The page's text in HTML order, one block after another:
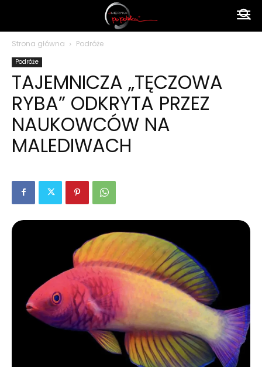
polsku
Strona główna Podróże
Podróże
TAJEMNICZA „TĘCZOWA
RYBA” ODKRYTA PRZEZ
NAUKOWCÓW NA
MALEDIWACH